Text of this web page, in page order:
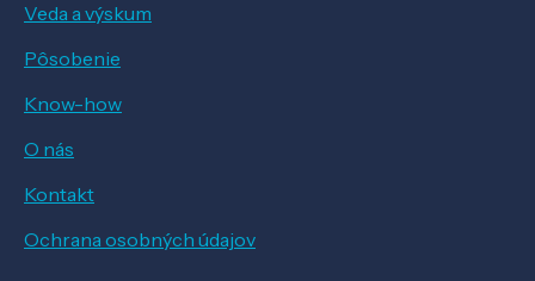
Veda a výskum
Pôsobenie
Know-how
O nás
Kontakt
Ochrana osobných údajov